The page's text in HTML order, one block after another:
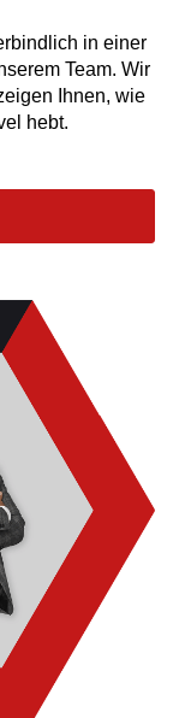
in einer
Team. Wir
Ihnen, wie
hebt.